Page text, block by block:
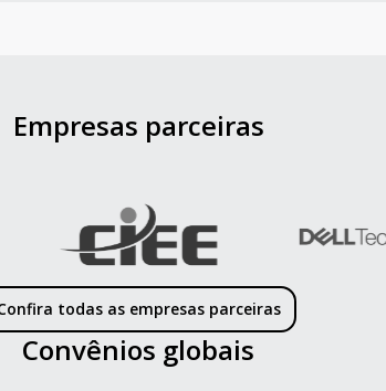
Empresas parceiras
todas as empresas parceiras
Convênios globais